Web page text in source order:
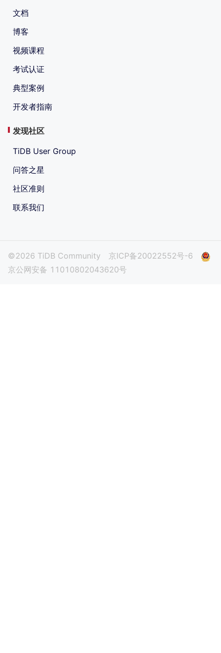
文档
博客
视频课程
考试认证
典型案例
开发者指南
发现社区
TiDB User Group
问答之星
社区准则
联系我们
©2026 TiDB Community
京ICP备20022552号-6
京公网安备 11010802043620号